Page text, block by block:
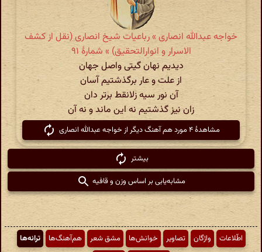
خواجه عبدالله انصاری » رباعیات شیخ انصاری (نقل از کشف
الاسرار و انوارالتحقیق) » شمارهٔ ۹۱
دیدیم نهان گیتی واصل جهان
از علت و عار برگذشتیم آسان
آن نور سیه زلانقط برتر دان
زان نیز گذشتیم نه این ماند و نه آن
مشاهدهٔ ۴ مورد هم آهنگ دیگر از خواجه عبدالله انصاری
بیشتر
مشابه‌یابی بر اساس وزن و قافیه
اطّلاعات واژگان تصاویر خوانش‌ها مشق شعر هم‌آهنگ‌ها
ترانه‌ها